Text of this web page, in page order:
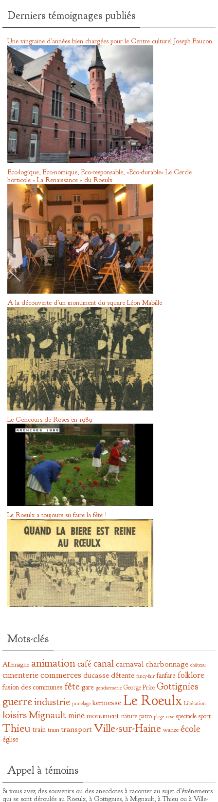
Derniers témoignages publiés
Une vingtaine d’années bien chargées pour le Centre culturel Joseph Faucon
Eco-logique, Eco-nomique, Eco-responsable, «Eco-durable» Le Cercle
horticole « La Renaissance » du Roeulx
A la découverte d’un monument du square Léon Mabille
Le Concours de Roses en 1989
Le Roeulx a toujours su faire la fête !
Mots-clés
Allemagne animationcafécanalcarnavalcharbonnage château
cimenteriecommerces ducassedétente fancy-fair fanfare folklore
fusion des communes fête gare gendarmerie George Price Gottignies
guerreindustrie jumelage kermesse Le Roeulx Libération
loisirsMignault minemonument nature patro plage rose spectacle sport
Thieu train tram transportVille-sur-Haine wanze école
église
Appel à témoins
Si vous avez des souvenirs ou des anecdotes à raconter au sujet d’événements
qui se sont déroulés au Roeulx, à Gottignies, à Mignault, à Thieu ou à Ville-